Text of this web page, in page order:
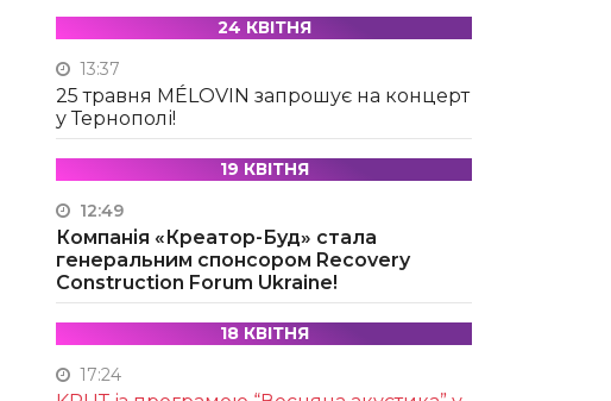
24 КВІТНЯ
13:37
25 травня MÉLOVIN запрошує на концерт
у Тернополі!
19 КВІТНЯ
12:49
Компанія «Креатор-Буд» стала
генеральним спонсором Recovery
Construction Forum Ukraine!
18 КВІТНЯ
17:24